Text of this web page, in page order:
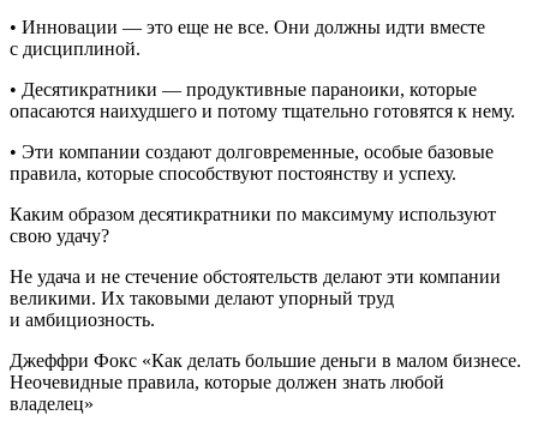
• Инновации — это еще не все. Они должны идти вместе
с дисциплиной.
• Десятикратники — продуктивные параноики, которые
опасаются наихудшего и потому тщательно готовятся к нему.
• Эти компании создают долговременные, особые базовые
правила, которые способствуют постоянству и успеху.
Каким образом десятикратники по максимуму используют
свою удачу?
Не удача и не стечение обстоятельств делают эти компании
великими. Их таковыми делают упорный труд
и амбициозность.
Джеффри Фокс «Как делать большие деньги в малом бизнесе.
Неочевидные правила, которые должен знать любой
владелец»